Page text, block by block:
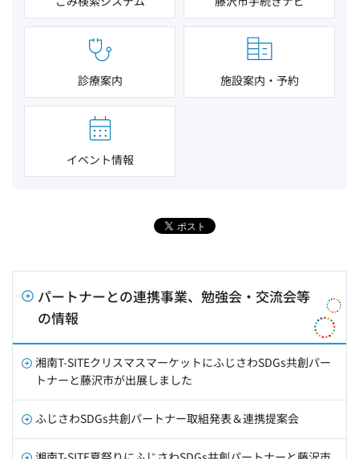
診療案内 施設案内・予約
イベント情報
パートナーとの連携事業、勉強会・交流会等
の情報
湘南T-SITEクリスマスマーケットにふじさわSDGs共創パー
トナーと藤沢市が出展しました
ふじさわSDGs共創パートナー取組発表＆連携提案会